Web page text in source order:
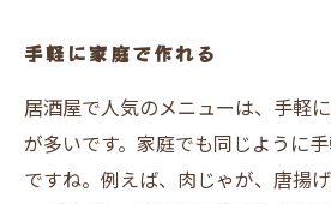
手軽に家庭で作れる
居酒屋で人気のメニューは、手軽
が多いです。家庭でも同じように
ですね。例えば、肉じゃが、唐揚